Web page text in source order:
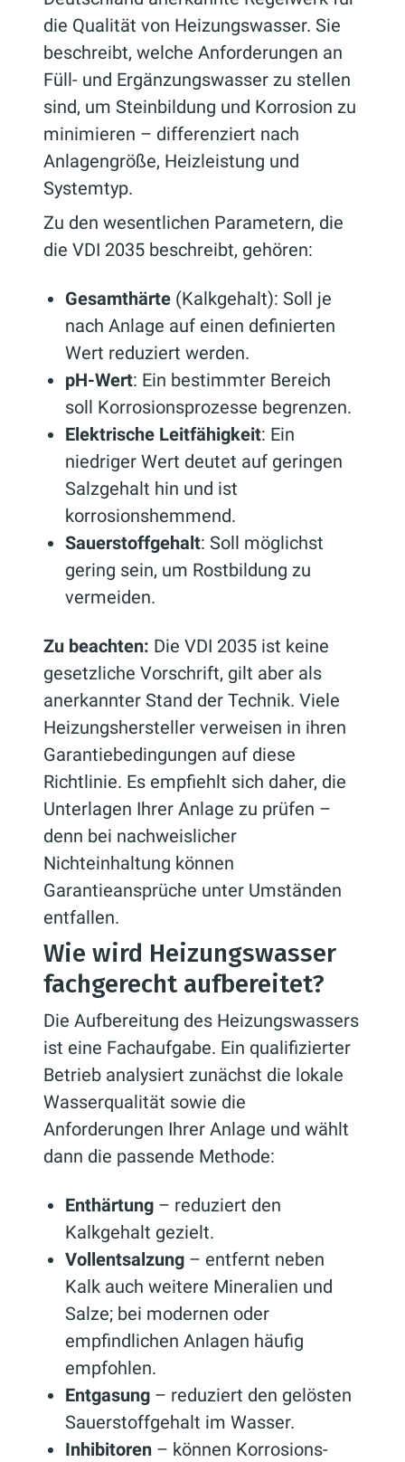
die Qualität von Heizungswasser. Sie
beschreibt, welche Anforderungen an
Füll- und Ergänzungswasser zu stellen
sind, um Steinbildung und Korrosion zu
minimieren – differenziert nach
Anlagengröße, Heizleistung und
Systemtyp.
Zu den wesentlichen Parametern, die
die VDI 2035 beschreibt, gehören:
Gesamthärte (Kalkgehalt): Soll je
nach Anlage auf einen definierten
Wert reduziert werden.
pH-Wert: Ein bestimmter Bereich
soll Korrosionsprozesse begrenzen.
Elektrische Leitfähigkeit: Ein
niedriger Wert deutet auf geringen
Salzgehalt hin und ist
korrosionshemmend.
Sauerstoffgehalt: Soll möglichst
gering sein, um Rostbildung zu
vermeiden.
Zu beachten: Die VDI 2035 ist keine
gesetzliche Vorschrift, gilt aber als
anerkannter Stand der Technik. Viele
Heizungshersteller verweisen in ihren
Garantiebedingungen auf diese
Richtlinie. Es empfiehlt sich daher, die
Unterlagen Ihrer Anlage zu prüfen –
denn bei nachweislicher
Nichteinhaltung können
Garantieansprüche unter Umständen
entfallen.
Wie wird Heizungswasser
fachgerecht aufbereitet?
Die Aufbereitung des Heizungswassers
ist eine Fachaufgabe. Ein qualifizierter
Betrieb analysiert zunächst die lokale
Wasserqualität sowie die
Anforderungen Ihrer Anlage und wählt
dann die passende Methode:
Enthärtung – reduziert den
Kalkgehalt gezielt.
Vollentsalzung – entfernt neben
Kalk auch weitere Mineralien und
Salze; bei modernen oder
empfindlichen Anlagen häufig
empfohlen.
Entgasung – reduziert den gelösten
Sauerstoffgehalt im Wasser.
Inhibitoren – können Korrosions-